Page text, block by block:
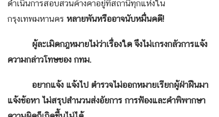
ดำเนินการสอบสวนค้างคาอยู่ที่สถานีทุกแห่งใน
กรุงเทพมหานคร หลายพันหรืออาจนับหมื่นคดี!
ผู้ละเมิดกฎหมายไม่ว่าเรื่องใด จึงไม่เกรงกลัวการแจ้ง
ความกล่าวโทษของ กทม.
อยากแจ้ง แจ้งไป ตำรวจไม่ออกหมายเรียกผู้ฝ่าฝืนมา
แจ้งข้อหา ไม่สรุปสำนวนส่งอัยการ การฟ้องและคำพิพากษา